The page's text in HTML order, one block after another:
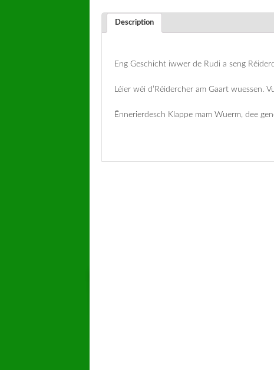
Description
Eng Geschicht iwwer de Rudi a seng
Léier wéi d’Réidercher am Gaart wuessen.
Ënnerierdesch Klappe mam Wuerm, dee